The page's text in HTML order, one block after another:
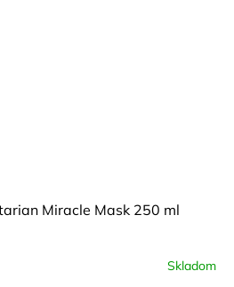
Miracle Mask 250 ml
Skladom